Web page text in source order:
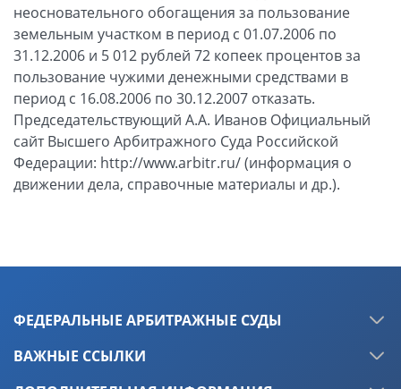
ФЕДЕРАЛЬНЫЕ АРБИТРАЖНЫЕ СУДЫ
ВАЖНЫЕ ССЫЛКИ